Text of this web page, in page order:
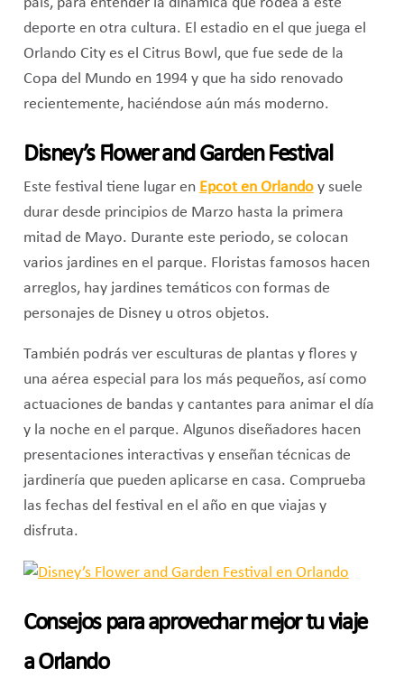
deporte en otra cultura. El estadio en el que juega el
Orlando City es el Citrus Bowl, que fue sede de la
Copa del Mundo en 1994 y que ha sido renovado
recientemente, haciéndose aún más moderno.
Disney’s Flower and Garden Festival
Este festival tiene lugar en Epcot en Orlandoy suele
durar desde principios de Marzo hasta la primera
mitad de Mayo. Durante este periodo, se colocan
varios jardines en el parque. Floristas famosos hacen
arreglos, hay jardines temáticos con formas de
personajes de Disney u otros objetos.
También podrás ver esculturas de plantas y flores y
una aérea especial para los más pequeños, así como
actuaciones de bandas y cantantes para animar el día
y la noche en el parque. Algunos diseñadores hacen
presentaciones interactivas y enseñan técnicas de
jardinería que pueden aplicarse en casa. Comprueba
las fechas del festival en el año en que viajas y
disfruta.
Consejos para aprovechar mejor tu viaje
a Orlando